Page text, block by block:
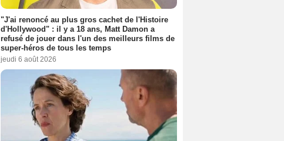
"J'ai renoncé au plus gros cachet de l'Histoire
d'Hollywood" : il y a 18 ans, Matt Damon a
refusé de jouer dans l'un des meilleurs films de
super-héros de tous les temps
jeudi 6 août 2026